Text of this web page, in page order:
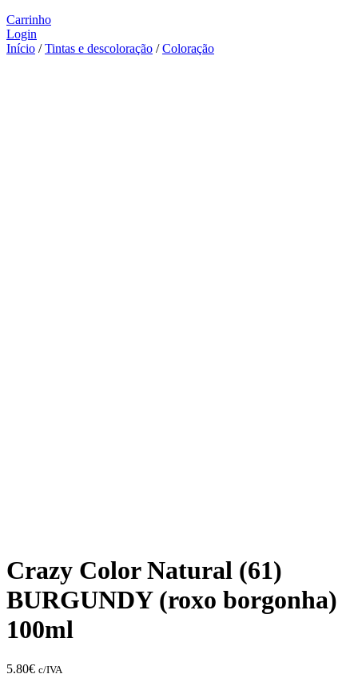
Carrinho
Login
Início /Tintas e descoloração /Coloração
Crazy Color Natural (61)
BURGUNDY (roxo borgonha)
100ml
5.80€ c/IVA